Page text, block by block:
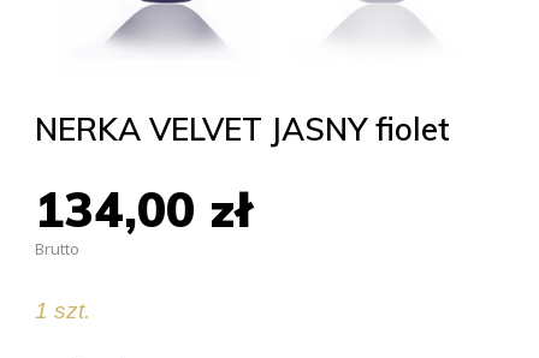
NERKA VELVET JASNY fiolet
134,00 zł
Brutto
1 szt.